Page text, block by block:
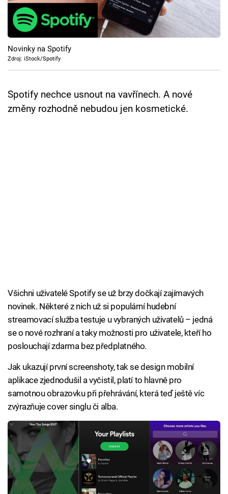
Cool Esport
Pořady
TV Program
Přihlášení
Novinky na Spotify
Zdroj: iStock/Spotify
Spotify nechce usnout na vavřínech. A nové
změny rozhodně nebudou jen kosmetické.
Všichni uživatelé Spotify se už brzy dočkají zajímavých
novinek. Některé z nich už si populární hudební
streamovací služba testuje u vybraných uživatelů – jedná
se o nové rozhraní a taky možnosti pro uživatele, kteří ho
poslouchají zdarma bez předplatného.
Jak ukazují první screenshoty, tak se design mobilní
aplikace zjednodušil a vyčistil, platí to hlavně pro
samotnou obrazovku při přehrávání, která teď ještě víc
zvýrazňuje cover singlu či alba.